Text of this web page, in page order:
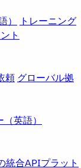
）
トレーニング
ト
頼 グローバル拠
英語）
統合APIプラット